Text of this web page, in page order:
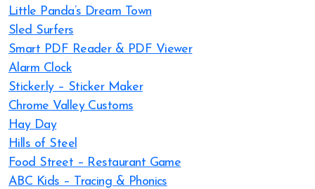
Little Panda’s Dream Town
Sled Surfers
Smart PDF Reader & PDF Viewer
Alarm Clock
Sticker.ly – Sticker Maker
Chrome Valley Customs
Hay Day
Hills of Steel
Food Street – Restaurant Game
ABC Kids – Tracing & Phonics